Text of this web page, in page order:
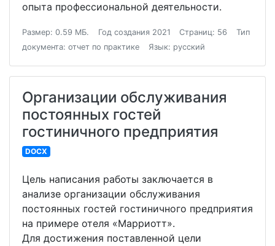
опыта профессиональной деятельности.
Размер: 0.59 МБ. Год создания 2021 Страниц: 56
Тип
документа: отчет по практике
Язык: русский
Организации обслуживания
постоянных гостей
гостиничного предприятия
DOCX
Цель написания работы заключается в
анализе организации обслуживания
постоянных гостей гостиничного предприятия
на примере отеля «Марриотт».
Для достижения поставленной цели